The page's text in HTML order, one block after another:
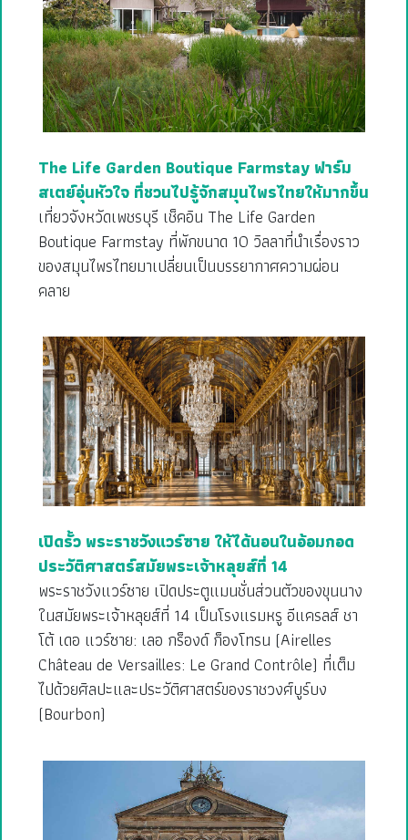
The Life Garden Boutique Farmstay ฟาร์ม
สเตย์อุ่นหัวใจ ที่ชวนไปรู้จักสมุนไพรไทยให้มากขึ้น
เที่ยวจังหวัดเพชรบุรี เช็คอิน The Life Garden
Boutique Farmstay ที่พักขนาด 10 วิลลาที่นำเรื่องราว
ของสมุนไพรไทยมาเปลี่ยนเป็นบรรยากาศความผ่อน
คลาย
เปิดรั้ว พระราชวังแวร์ซาย ให้ได้นอนในอ้อมกอด
ประวัติศาสตร์สมัยพระเจ้าหลุยส์ที่ 14
พระราชวังแวร์ซาย เปิดประตูแมนชั่นส่วนตัวของขุนนาง
ในสมัยพระเจ้าหลุยส์ที่ 14 เป็นโรงแรมหรู อีแครลส์ ชา
โต้ เดอ แวร์ซาย: เลอ กร็องด์ ก็องโทรน (Airelles
Château de Versailles: Le Grand Contrôle) ที่เต็ม
ไปด้วยศิลปะและประวัติศาสตร์ของราชวงศ์บูร์บง
(Bourbon)